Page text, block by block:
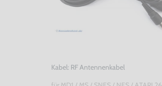
Kabel: RF Antennenkabel